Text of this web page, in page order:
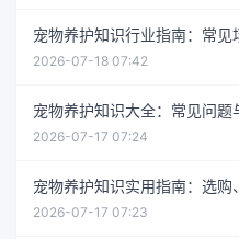
宠物养护知识行业指南：常见
2026-07-18 07:42
宠物养护知识大全：常见问题
2026-07-17 07:24
宠物养护知识实用指南：选
2026-07-17 07:23